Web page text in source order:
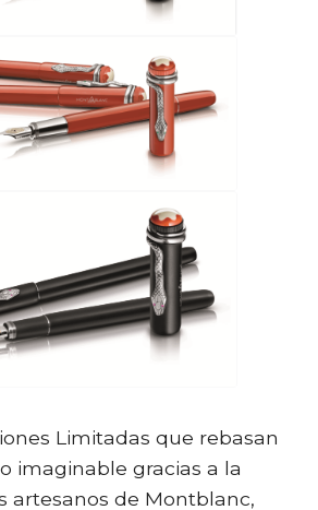
Limitadas que rebasan
imaginable gracias a la
artesanos de Montblanc,